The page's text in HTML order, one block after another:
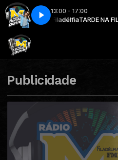
13:00 - 17:00
FiladélfiaTARDE NA
Giro de notícias -
Publicidade